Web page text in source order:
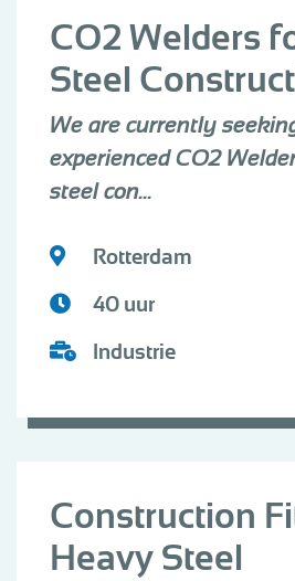
CO2 Welders
Steel
We are currently
experienced CO2
steel con...
Rotterdam
40 uur
Industrie
Construction
Heavy Steel